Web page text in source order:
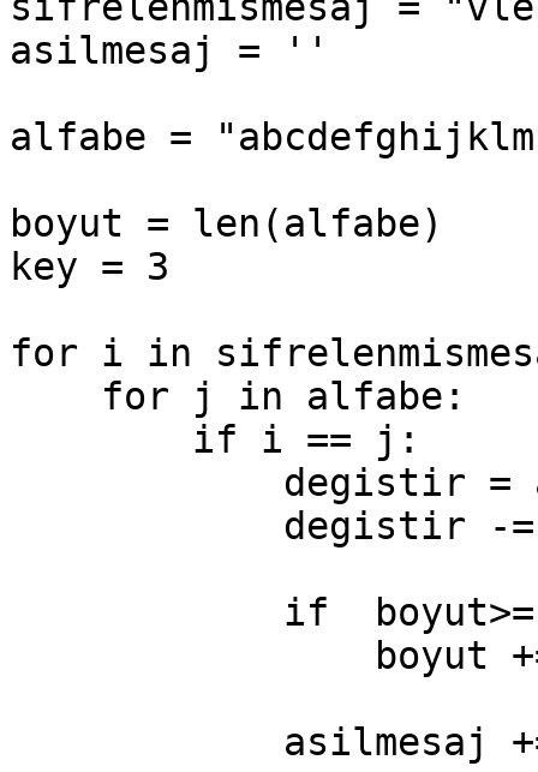
asilmesaj = ''
alfabe =
boyut = len(alfabe)
key = 3
for i in